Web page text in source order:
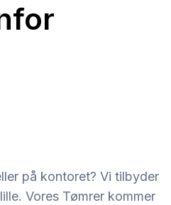
på kontoret? Vi tilbyder
Vores Tømrer kommer